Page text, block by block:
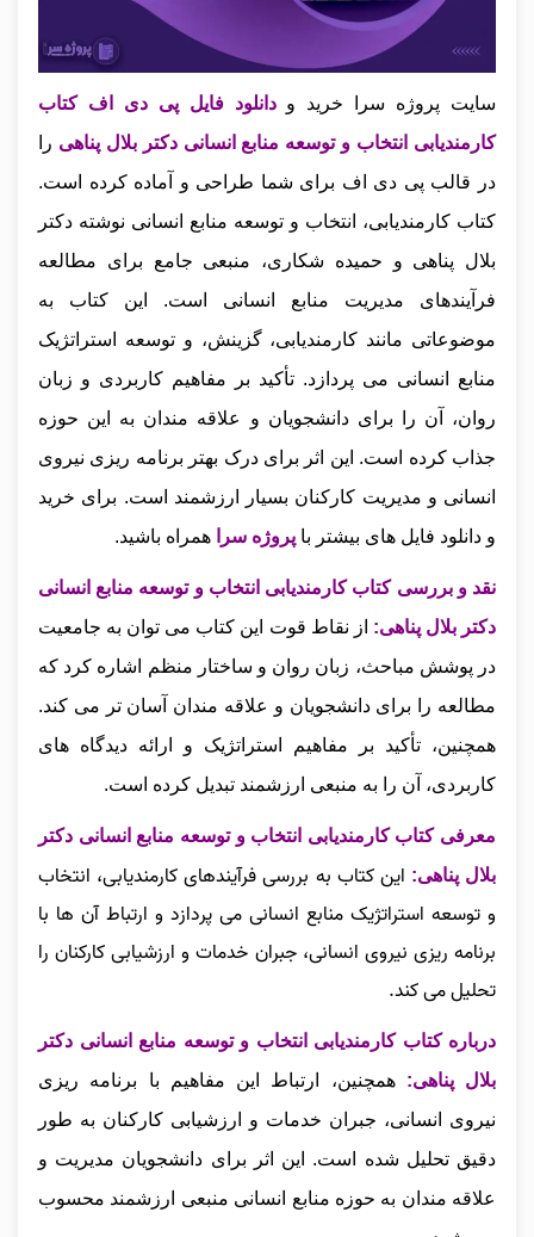
سایت پروژه سرا خرید و دانلود فایل پی دی اف کتاب
کارمندیابی انتخاب و توسعه منابع انسانی دکتر بلال پناهی را
در قالب پی دی اف برای شما طراحی و آماده کرده است.
کتاب کارمندیابی، انتخاب و توسعه منابع انسانی نوشته دکتر
بلال پناهی و حمیده شکاری، منبعی جامع برای مطالعه
فرآیندهای مدیریت منابع انسانی است. این کتاب به
موضوعاتی مانند کارمندیابی، گزینش، و توسعه استراتژیک
منابع انسانی می‌ پردازد. تأکید بر مفاهیم کاربردی و زبان
روان، آن را برای دانشجویان و علاقه‌ مندان به این حوزه
جذاب کرده است. این اثر برای درک بهتر برنامه‌ ریزی نیروی
انسانی و مدیریت کارکنان بسیار ارزشمند است. برای خرید
و دانلود فایل های بیشتر با پروژه سرا همراه باشید.
نقد و بررسی کتاب کارمندیابی انتخاب و توسعه منابع انسانی
دکتر بلال پناهی: از نقاط قوت این کتاب می‌ توان به جامعیت
در پوشش مباحث، زبان روان و ساختار منظم اشاره کرد که
مطالعه را برای دانشجویان و علاقه‌ مندان آسان‌ تر می‌ کند.
همچنین، تأکید بر مفاهیم استراتژیک و ارائه دیدگاه‌ های
کاربردی، آن را به منبعی ارزشمند تبدیل کرده است.
معرفی کتاب کارمندیابی انتخاب و توسعه منابع انسانی دکتر
بلال پناهی: این کتاب به بررسی فرآیندهای کارمندیابی، انتخاب
و توسعه استراتژیک منابع انسانی می‌ پردازد و ارتباط آن‌ ها با
برنامه‌ ریزی نیروی انسانی، جبران خدمات و ارزشیابی کارکنان را
تحلیل می‌ کند.
درباره کتاب کارمندیابی انتخاب و توسعه منابع انسانی دکتر
بلال پناهی:
همچنین، ارتباط این مفاهیم با برنامه‌ ریزی
نیروی انسانی، جبران خدمات و ارزشیابی کارکنان به‌ طور
دقیق تحلیل شده است. این اثر برای دانشجویان مدیریت و
علاقه‌ مندان به حوزه منابع انسانی منبعی ارزشمند محسوب